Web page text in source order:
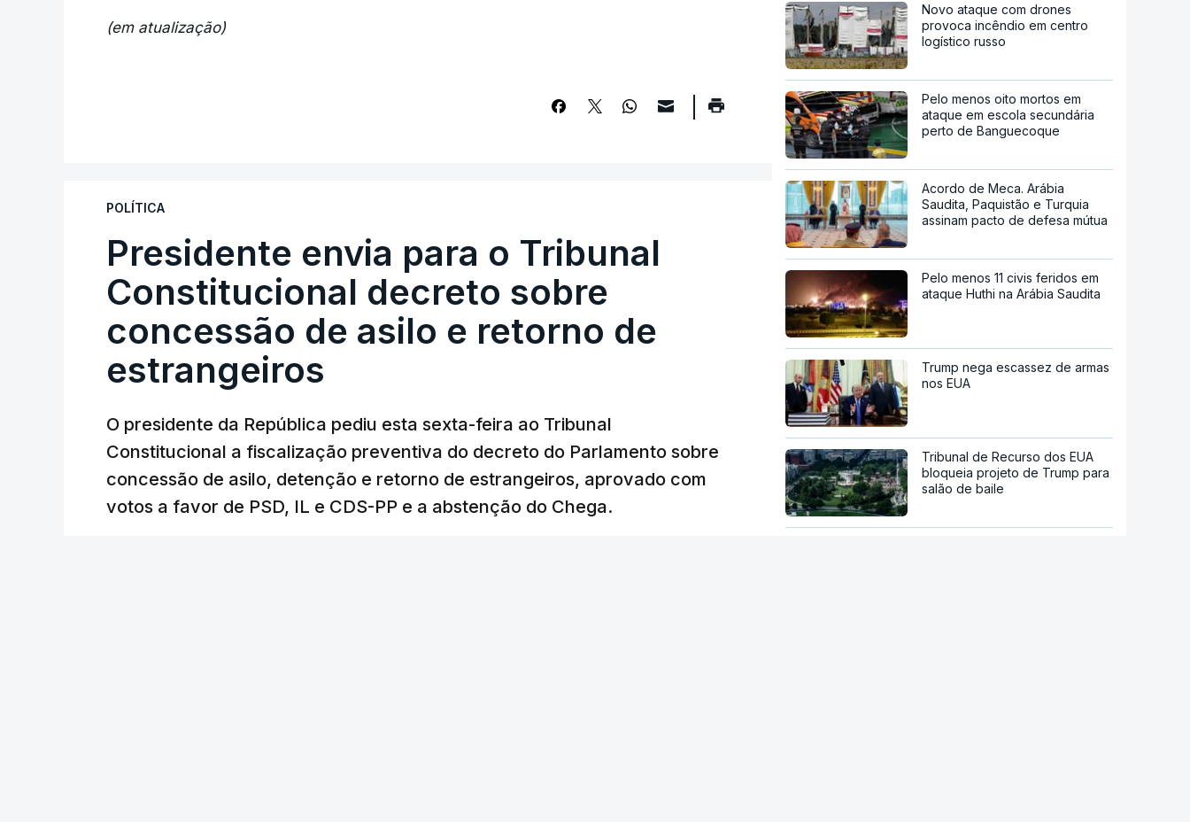
(em atualização)
POLÍTICA
Presidente envia para o Tribunal
Constitucional decreto sobre
concessão de asilo e retorno de
estrangeiros
O presidente da República pediu esta sexta-feira ao Tribunal
Constitucional a fiscalização preventiva do decreto do Parlamento sobre
concessão de asilo, detenção e retorno de estrangeiros, aprovado com
votos a favor de PSD, IL e CDS-PP e a abstenção do Chega.
Novo ataque com drones
provoca incêndio em centro
logístico russo
Pelo menos oito mortos em
ataque em escola secundária
perto de Banguecoque
Acordo de Meca. Arábia
Saudita, Paquistão e Turquia
assinam pacto de defesa mútua
Pelo menos 11 civis feridos em
ataque Huthi na Arábia Saudita
Trump nega escassez de armas
nos EUA
Tribunal de Recurso dos EUA
bloqueia projeto de Trump para
salão de baile